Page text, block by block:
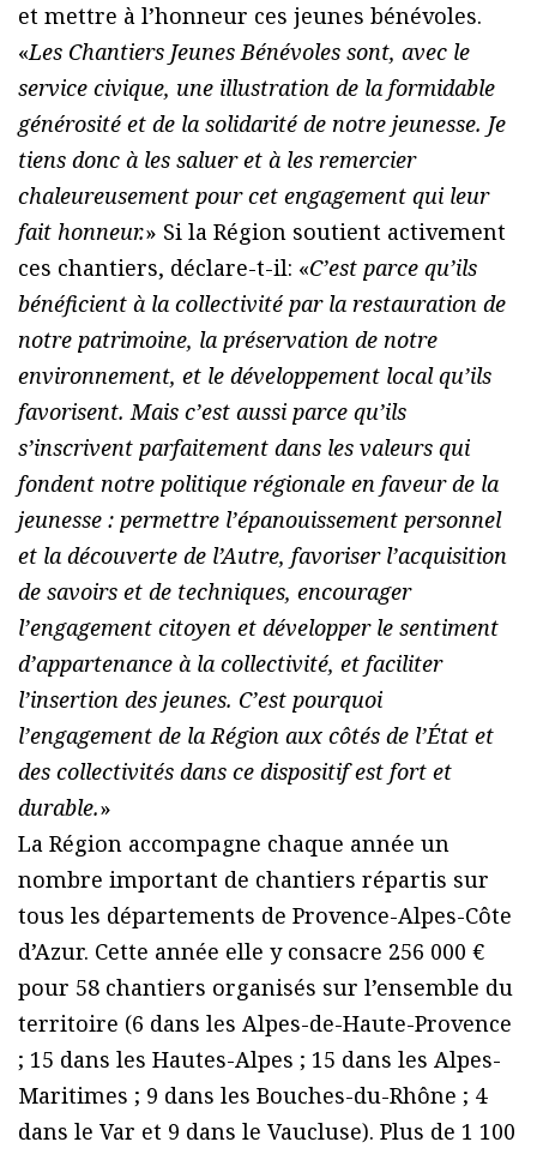
et mettre à l’honneur ces jeunes bénévoles.
«Les Chantiers Jeunes Bénévoles sont, avec le
service civique, une illustration de la formidable
générosité et de la solidarité de notre jeunesse. Je
tiens donc à les saluer et à les remercier
chaleureusement pour cet engagement qui leur
fait honneur.» Si la Région soutient activement
ces chantiers, déclare-t-il: «C’est parce qu’ils
bénéficient à la collectivité par la restauration de
notre patrimoine, la préservation de notre
environnement, et le développement local qu’ils
favorisent. Mais c’est aussi parce qu’ils
s’inscrivent parfaitement dans les valeurs qui
fondent notre politique régionale en faveur de la
jeunesse : permettre l’épanouissement personnel
et la découverte de l’Autre, favoriser l’acquisition
de savoirs et de techniques, encourager
l’engagement citoyen et développer le sentiment
d’appartenance à la collectivité, et faciliter
l’insertion des jeunes. C’est pourquoi
l’engagement de la Région aux côtés de l’État et
des collectivités dans ce dispositif est fort et
durable.»
La Région accompagne chaque année un
nombre important de chantiers répartis sur
tous les départements de Provence-Alpes-Côte
d’Azur. Cette année elle y consacre 256 000 €
pour 58 chantiers organisés sur l’ensemble du
territoire (6 dans les Alpes-de-Haute-Provence
; 15 dans les Hautes-Alpes ; 15 dans les Alpes-
Maritimes ; 9 dans les Bouches-du-Rhône ; 4
dans le Var et 9 dans le Vaucluse). Plus de 1 100